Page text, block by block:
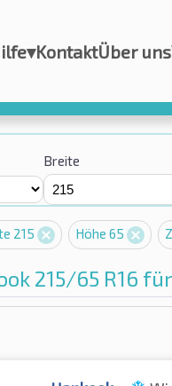
▾KontaktÜber uns
Breite
215 Höhe 65
215/65 R16